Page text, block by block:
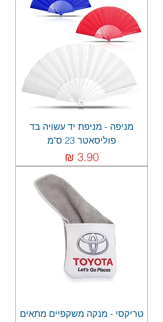
מניפה - מניפת יד עשויה בד
פוליסאטר 23 ס"מ
מחיר‏3.90 ‏₪
טריקסי - מנקה משקפיים מתאים